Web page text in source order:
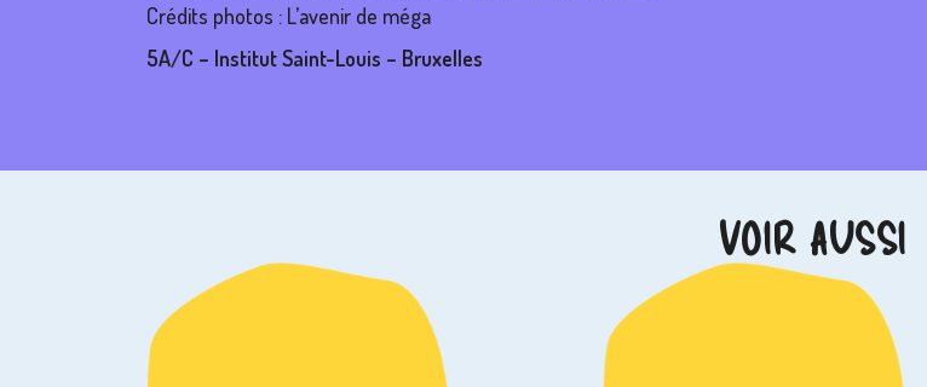
Crédits photos : L’avenir de méga
5A/C – Institut Saint-Louis – Bruxelles
VOIR AUSSI